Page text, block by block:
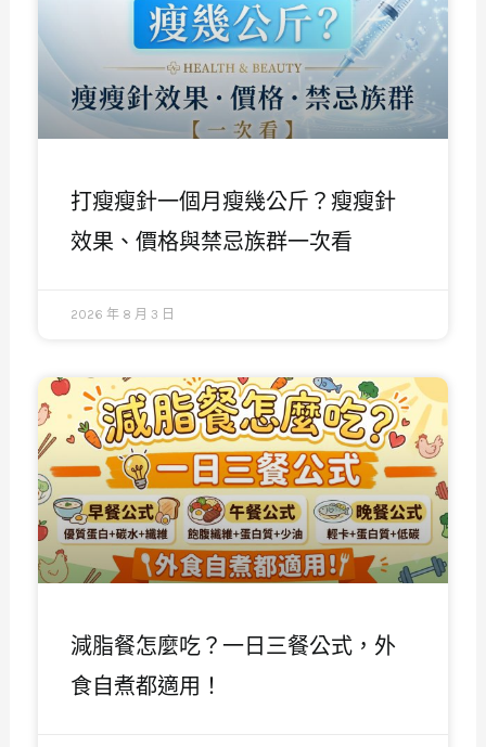
打瘦瘦針一個月瘦幾公斤？瘦瘦針
效果、價格與禁忌族群一次看
2026 年 8 月 3 日
減脂餐怎麼吃？一日三餐公式，外
食自煮都適用！